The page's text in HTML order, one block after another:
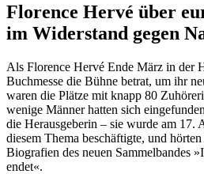
Florence Hervé über
im Widerstand gegen
Als Florence Hervé Ende März in der
Buchmesse die Bühne betrat, um ihr
waren die Plätze mit knapp 80
wenige Männer hatten sich
die Herausgeberin – sie wurde am 17.
diesem Thema beschäftigte, und
Biografien des neuen Sammelbandes
endet«.